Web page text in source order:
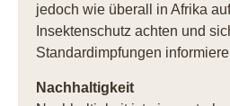
jedoch wie überall in Afrika
Insektenschutz achten und
Standardimpfungen
Nachhaltigkeit